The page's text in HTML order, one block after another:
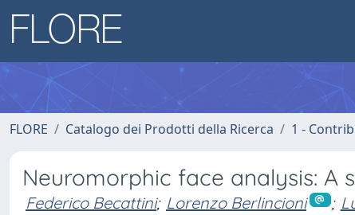
FLORE Catalogo dei Prodotti della Ricerca 1 -
Neuromorphic face analysis: A
Federico Becattini; Lorenzo Berlincioni ;